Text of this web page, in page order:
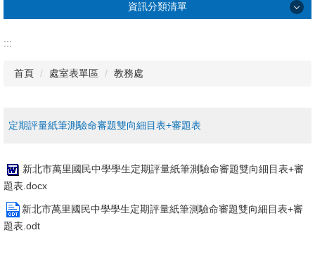
資訊分類清單
行政組織
處室表單區
正常教學專區
:::
首頁 處室表單區 教務處
定期評量紙筆測驗命審題雙向細目表+審題表
新北市萬里國民中學學生定期評量紙筆測驗命審題雙向細目表+審
題表.docx
新北市萬里國民中學學生定期評量紙筆測驗命審題雙向細目表+審
題表.odt